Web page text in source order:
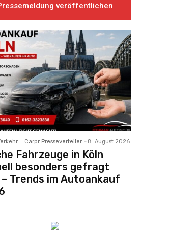
veröffentlichen
Carpr Presseverteiler - 8. August 2026
Fahrzeuge in Köln
besonders gefragt
Trends im Autoankauf